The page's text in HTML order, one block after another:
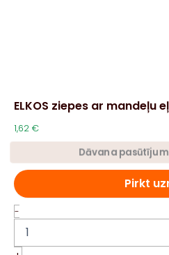
ELKOS ziepes ar mandeļu
1,62 €
Dāvana
Pirkt
-
ziepes
ar